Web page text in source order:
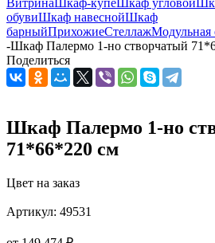
ВитринаШкаф-купеШкаф угловой
обувиШкаф навеснойШкаф
барныйПрихожиеСтеллажМодульная
-Шкаф Палермо 1-но створчатый
Поделиться
Шкаф Палермо 1-но
71*66*220 см
Цвет на заказ
Артикул: 49531